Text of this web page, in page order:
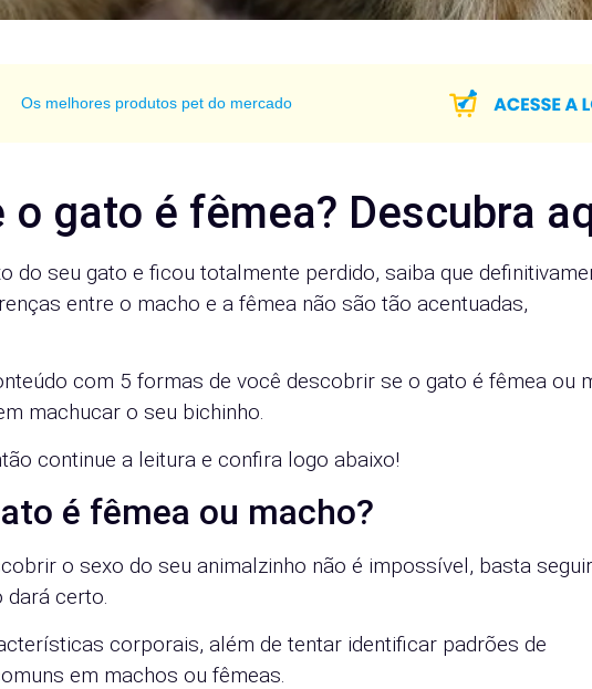
Os melhores produtos pet do mercado
o gato é fêmea? Descubra
do seu gato e ficou totalmente perdido, saiba que
entre o macho e a fêmea não são tão acentuadas,
com 5 formas de você descobrir se o gato é fêmea ou
machucar o seu bichinho.
continue a leitura e confira logo abaixo!
é fêmea ou macho?
o sexo do seu animalzinho não é impossível, basta seguir
dará certo.
corporais, além de tentar identificar padrões de
em machos ou fêmeas.